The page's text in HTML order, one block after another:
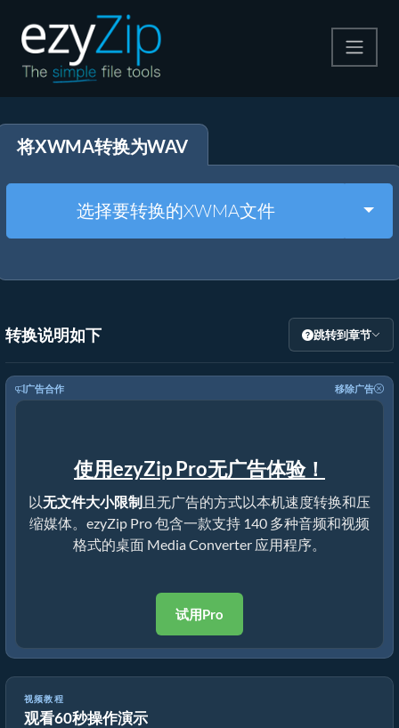
解压
其他工具
将XWMA转换为WAV
选择要转换的XWMA文件
转换说明如下 跳转到章节
广告合作 移除广告
使用ezyZip Pro无广告体验！
以无文件大小限制且无广告的方式以本机速度转换和压
缩媒体。ezyZip Pro 包含一款支持 140 多种音频和视频
格式的桌面 Media Converter 应用程序。
试用Pro
视频教程
观看60秒操作演示
如何转换媒体文件